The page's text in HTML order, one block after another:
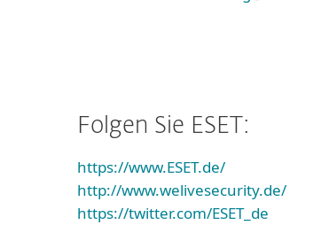
Folgen Sie ESET:
https://www.ESET.de/
http://www.welivesecurity.de/
https://twitter.com/ESET_de